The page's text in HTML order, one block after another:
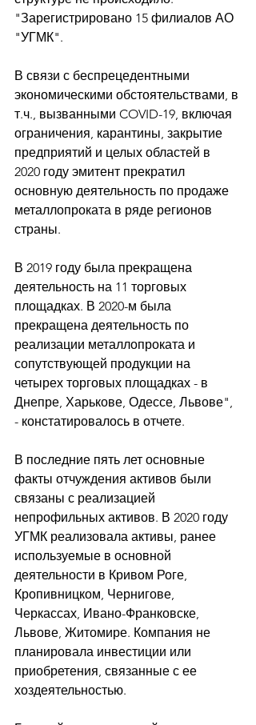
"Зарегистрировано 15 филиалов АО
"УГМК".
В связи с беспрецедентными
экономическими обстоятельствами, в
т.ч., вызванными COVID-19, включая
ограничения, карантины, закрытие
предприятий и целых областей в
2020 году эмитент прекратил
основную деятельность по продаже
металлопроката в ряде регионов
страны.
В 2019 году была прекращена
деятельность на 11 торговых
площадках. В 2020-м была
прекращена деятельность по
реализации металлопроката и
сопутствующей продукции на
четырех торговых площадках - в
Днепре, Харькове, Одессе, Львове",
- констатировалось в отчете.
В последние пять лет основные
факты отчуждения активов были
связаны с реализацией
непрофильных активов. В 2020 году
УГМК реализовала активы, ранее
используемые в основной
деятельности в Кривом Роге,
Кропивницком, Чернигове,
Черкассах, Ивано-Франковске,
Львове, Житомире. Компания не
планировала инвестиции или
приобретения, связанные с ее
хоздеятельностью.